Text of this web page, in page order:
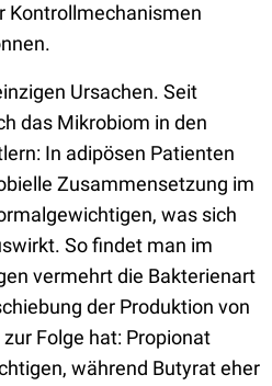
Kontrollmechanismen
Ursachen. Seit
das Mikrobiom in den
In adipösen Patienten
Zusammensetzung im
was sich
So findet man im
vermehrt die Bakterienart
der Produktion von
Folge hat: Propionat
während Butyrat eher